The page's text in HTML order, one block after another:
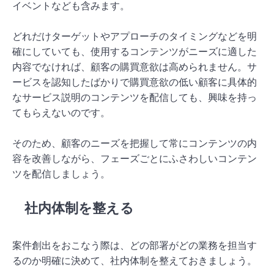
イベントなども含みます。
どれだけターゲットやアプローチのタイミングなどを明
確にしていても、使用するコンテンツがニーズに適した
内容でなければ、顧客の購買意欲は高められません。サ
ービスを認知したばかりで購買意欲の低い顧客に具体的
なサービス説明のコンテンツを配信しても、興味を持っ
てもらえないのです。
そのため、顧客のニーズを把握して常にコンテンツの内
容を改善しながら、フェーズごとにふさわしいコンテン
ツを配信しましょう。
社内体制を整える
案件創出をおこなう際は、どの部署がどの業務を担当す
るのか明確に決めて、社内体制を整えておきましょう。